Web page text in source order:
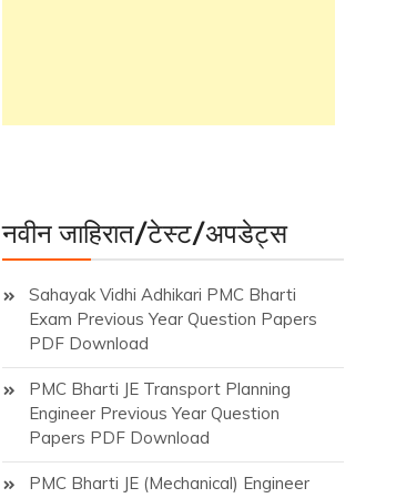
नवीन जाहिरात/टेस्ट/अपडेट्स
Sahayak Vidhi Adhikari PMC Bharti
Exam Previous Year Question Papers
PDF Download
PMC Bharti JE Transport Planning
Engineer Previous Year Question
Papers PDF Download
PMC Bharti JE (Mechanical) Engineer